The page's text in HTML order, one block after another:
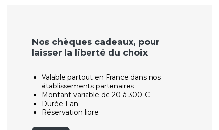
Nos chèques cadeaux, pour
laisser la liberté du choix
Valable partout en France dans nos
établissements partenaires
Montant variable de 20 à 300 €
Durée 1 an
Réservation libre